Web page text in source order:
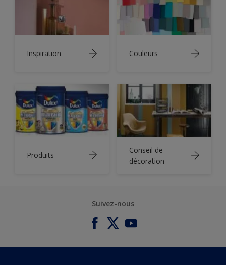
Inspiration Couleurs
Produits
Conseil de
décoration
Suivez-nous